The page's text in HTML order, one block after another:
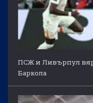
ПСЖ и Ливърпул
Баркола